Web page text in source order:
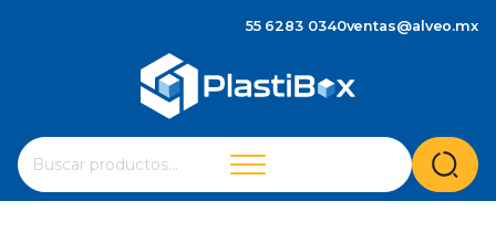
55 6283 0340ventas@alveo.mx
Buscar
por:
Cuando hay resultados autocompletados, puedes